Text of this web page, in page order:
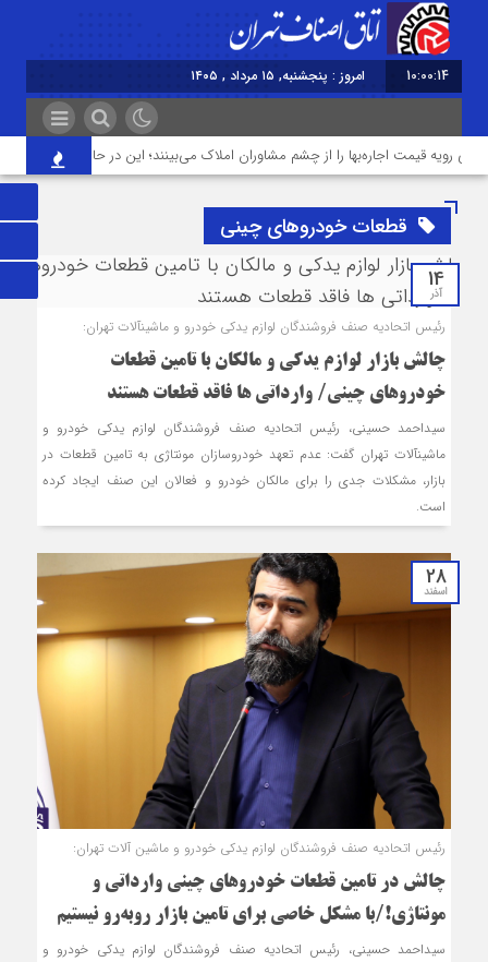
10:00:14 امروز : پنجشنبه, ۱۵ مرداد , ۱۴۰۵
رویه قیمت اجاره‌بها را از چشم مشاوران املاک می‌بینند؛ این در حالی است که ما
قطعات خودروهای چینی
14
آذر
رئیس اتحادیه صنف فروشندگان لوازم یدکی خودرو و ماشین‎آلات تهران:
چالش بازار لوازم یدکی و مالکان با تامین قطعات
خودروهای چینی/ وارداتی ها فاقد قطعات هستند
سیداحمد حسینی، رئیس اتحادیه صنف فروشندگان لوازم یدکی خودرو و
ماشین‎آلات تهران گفت: عدم تعهد خودروسازان مونتاژی به تامین قطعات در
بازار، مشکلات جدی‌ را برای مالکان خودرو و فعالان این صنف ایجاد کرده
است.
28
اسفند
رئیس اتحادیه صنف فروشندگان لوازم یدکی خودرو و ماشین آلات تهران:
چالش در تامین قطعات خودروهای چینی وارداتی و
مونتاژی!/با مشکل خاصی برای تامین بازار روبه‌رو نیستیم
سیداحمد حسینی، رئیس اتحادیه صنف فروشندگان لوازم یدکی خودرو و